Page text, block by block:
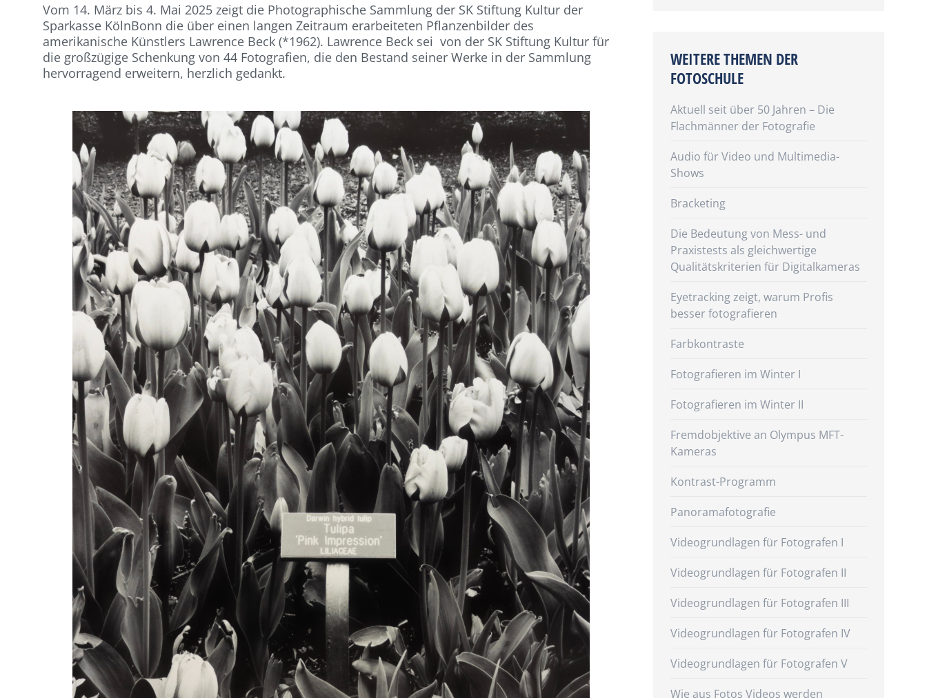
Vom 14. März bis 4. Mai 2025 zeigt die Photographische Sammlung der SK Stiftung Kultur der
Sparkasse KölnBonn die über einen langen Zeitraum erarbeiteten Pflanzenbilder des
amerikanische Künstlers Lawrence Beck (*1962). Lawrence Beck sei von der SK Stiftung Kultur für
die großzügige Schenkung von 44 Fotografien, die den Bestand seiner Werke in der Sammlung
hervorragend erweitern, herzlich gedankt.
WEITERE THEMEN DER
FOTOSCHULE
Aktuell seit über 50 Jahren – Die
Flachmänner der Fotografie
Audio für Video und Multimedia-
Shows
Bracketing
Die Bedeutung von Mess- und
Praxistests als gleichwertige
Qualitätskriterien für Digitalkameras
Eyetracking zeigt, warum Profis
besser fotografieren
Farbkontraste
Fotografieren im Winter I
Fotografieren im Winter II
Fremdobjektive an Olympus MFT-
Kameras
Kontrast-Programm
Panoramafotografie
Videogrundlagen für Fotografen I
Videogrundlagen für Fotografen II
Videogrundlagen für Fotografen III
Videogrundlagen für Fotografen IV
Videogrundlagen für Fotografen V
Wie aus Fotos Videos werden